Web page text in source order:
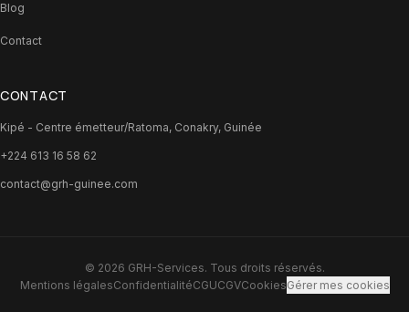
Blog
Contact
CONTACT
Kipé - Centre émetteur/Ratoma, Conakry, Guinée
+224 613 16 58 62
contact@grh-guinee.com
© 2026 GRH-Services. Tous droits réservés.
Mentions légalesConfidentialitéCGUCGVCookiesGérer mes cookies